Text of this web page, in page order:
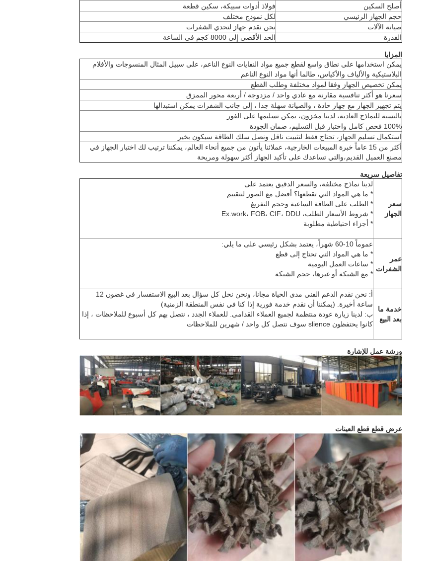
أصلح السكين
فولاذ أدوات سبيكة، سكين قطعة
حجم الجهاز الرئيسي
لكل نموذج مختلف
صيانة الآلات
نحن نقدم جهاز لتحدي الشفرات
القدرة
الحد الأقصى إلى 8000 كجم في الساعة
المزايا
يمكن استخدامها على نطاق واسع لقطع جميع مواد النفايات النوع الناعم، على سبيل المثال المنسوجات والأفلام
البلاستيكية والألياف والأكياس، طالما أنها مواد النوع الناعم
يمكن تخصيص الجهاز وفقا لمواد مختلفة وطلب القطع
سعرنا هو أكثر تنافسية مقارنة مع عادي واحد / مزدوجة / أربعة محور الممزق
يتم تجهيز الجهاز مع جهاز حادة ، والصيانة سهلة جدا ، إلى جانب الشفرات يمكن استبدالها
بالنسبة للنماذج العادية، لدينا مخزون، يمكن تسليمها على الفور
100% فحص كامل واختبار قبل التسليم، ضمان الجودة
استكمال تسليم الجهاز، تحتاج فقط لتثبيت ناقل ونصل سلك الطاقة سيكون بخير
أكثر من 15 عاماً خبرة المبيعات الخارجية، عملائنا يأتون من جميع أنحاء العالم، يمكننا ترتيب لك اختبار الجهاز في
مصنع العميل القديم،والتي تساعدك على تأكيد الجهاز أكثر سهولة ومريحة
تفاصيل سريعة
سعر
الجهاز
لدينا نماذج مختلفة، والسعر الدقيق يعتمد على
* ما هي المواد التي تقطعها؟ أفضل مع الصور لنتقييم
* الطلب على الطاقة الساعية وحجم التفريغ
* شروط الأسعار الطلب، Ex.work، FOB، CIF، DDU
* أجزاء احتياطية مطلوبة
عمر
الشفرات
عموماً 10-60 شهراً، يعتمد بشكل رئيسي على ما يلي:
* ما هي المواد التي تحتاج إلى قطع
* ساعات العمل اليومية
* مع الشبكة أو غيرها، حجم الشبكة
خدمة ما
بعد البيع
أ: نحن نقدم الدعم الفني مدى الحياة مجانا، ونحن نحل كل سؤال بعد البيع الاستفسار في غضون 12
ساعة أخيرة. (يمكننا أن نقدم خدمة فورية إذا كنا في نفس المنطقة الزمنية)
ب: لدينا زيارة عودة منتظمة لجميع العملاء القدامى. للعملاء الجدد ، نتصل بهم كل أسبوع للملاحظات ، إذا
كانوا يحتفظون slience سوف نتصل كل واحد / شهرين للملاحظات
ورشة عمل للإشارة
عرض قطع قطع العينات